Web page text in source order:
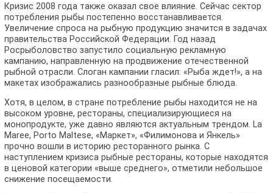
Кризис 2008 года также оказал свое влияние. Сейчас сектор
потребления рыбы постепенно восстанавливается.
Увеличение спроса на рыбную продукцию значится в задачах
правительства Российской Федерации. Год назад
Росрыболовство запустило социальную рекламную
кампанию, направленную на продвижение отечественной
рыбной отрасли. Слоган кампании гласил: «Рыба ждет!», а на
макетах изображались разнообразные рыбные блюда.
Хотя, в целом, в стране потребление рыбы находится не на
высоком уровне, рестораны, специализирующиеся на
монопродукте, уже давно являются актуальным трендом. La
Maree, Porto Maltese, «Маркет», «Филимонова и Янкель»
прочно вошли в историю ресторанного рынка. С
наступлением кризиса рыбные рестораны, которые находятся
в ценовой категории «выше среднего», отметили небольшое
снижение посещаемости.